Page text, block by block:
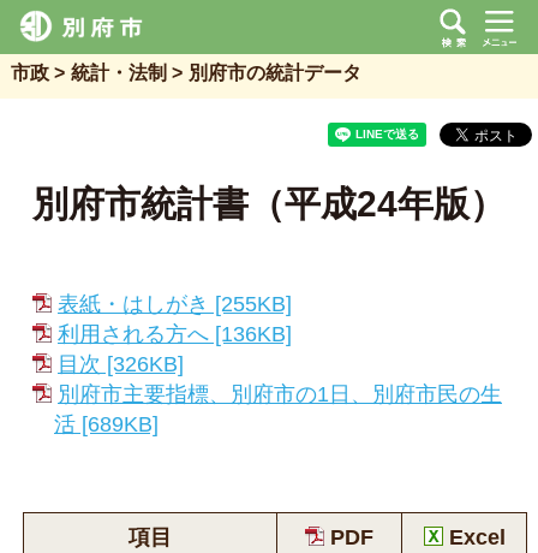
市政 統計・法制 別府市の統計データ
別府市統計書（平成24年版）
表紙・はしがき [255KB]
利用される方へ [136KB]
目次 [326KB]
別府市主要指標、別府市の1日、別府市民の生
活 [689KB]
項目 PDF Excel